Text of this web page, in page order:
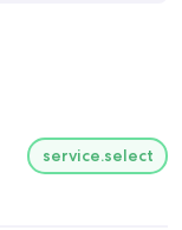
service.select